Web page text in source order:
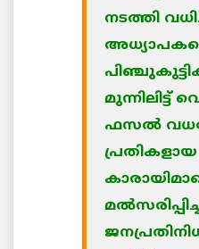
നടത്തി
മുന്നിലിട്ട്
ഫസല്‍
പ്രതികളായ